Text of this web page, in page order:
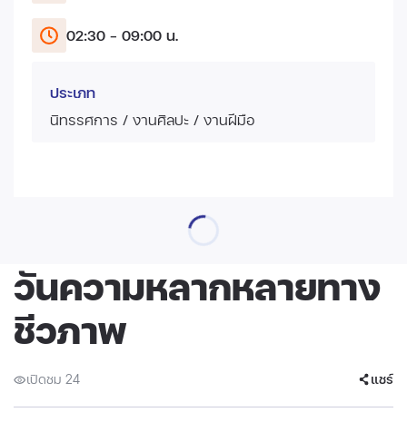
02:30 - 09:00 น.
ประเภท
นิทรรศการ / งานศิลปะ / งานฝีมือ
วันความหลากหลายทาง
ชีวภาพ
เปิดชม 24 แชร์